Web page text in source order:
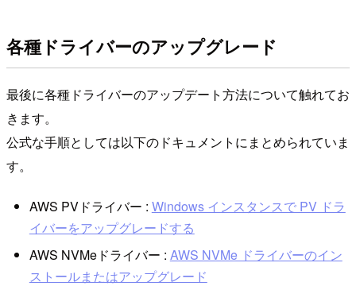
各種ドライバーのアップグレード
最後に各種ドライバーのアップデート方法について触れてお
きます。
公式な手順としては以下のドキュメントにまとめられていま
す。
AWS PVドライバー : Windows インスタンスで PV ドラ
イバーをアップグレードする
AWS NVMeドライバー : AWS NVMe ドライバーのイン
ストールまたはアップグレード